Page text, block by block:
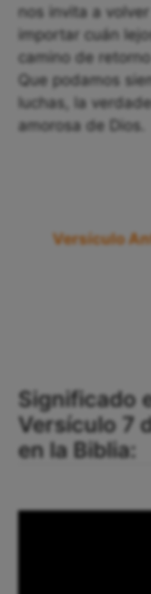
nos invita a
importar cuán
camino de
Que podamos
luchas, la
amorosa de Dios.
Versículo
Significado
Versículo 7
en la Biblia: